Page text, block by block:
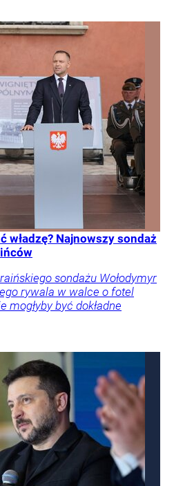
władzę? Najnowszy sondaż
sondażu Wołodymyr
rywala w walce o fotel
mogłyby być dokładne